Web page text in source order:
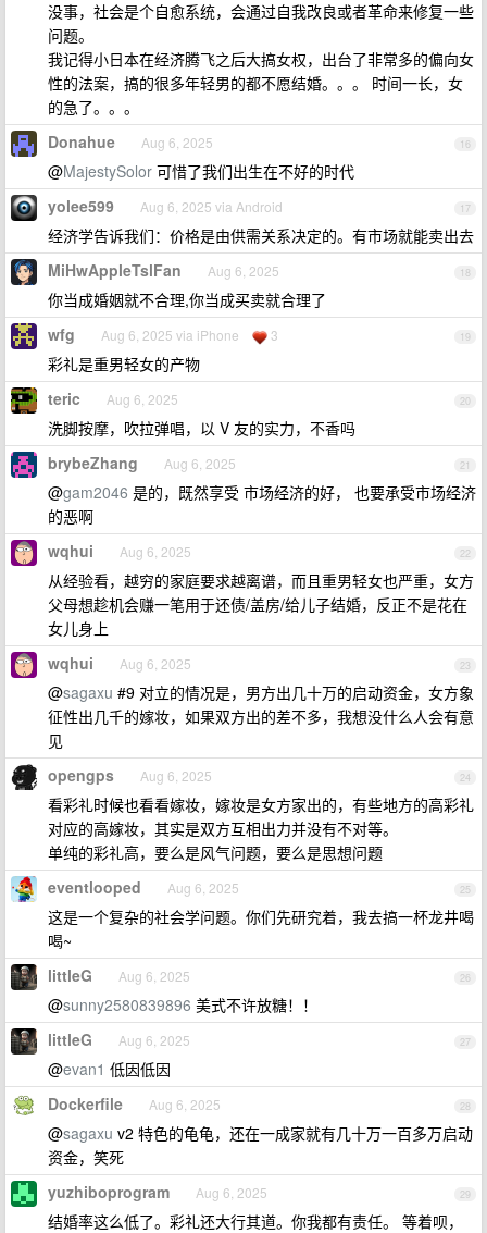
没事，社会是个自愈系统，会通过自我改良或者革命来修复一些
问题。
我记得小日本在经济腾飞之后大搞女权，出台了非常多的偏向女
性的法案，搞的很多年轻男的都不愿结婚。。。 时间一长，女
的急了。。。
16
Donahue Aug 6, 2025
@MajestySolor 可惜了我们出生在不好的时代
17
yolee599 Aug 6, 2025 via Android
经济学告诉我们：价格是由供需关系决定的。有市场就能卖出去
18
MiHwAppleTslFan Aug 6, 2025
你当成婚姻就不合理,你当成买卖就合理了
19
wfg Aug 6, 2025 via iPhone 3
彩礼是重男轻女的产物
20
teric Aug 6, 2025
洗脚按摩，吹拉弹唱，以 V 友的实力，不香吗
21
brybeZhang Aug 6, 2025
@gam2046 是的，既然享受 市场经济的好， 也要承受市场经济
的恶啊
22
wqhui Aug 6, 2025
从经验看，越穷的家庭要求越离谱，而且重男轻女也严重，女方
父母想趁机会赚一笔用于还债/盖房/给儿子结婚，反正不是花在
女儿身上
23
wqhui Aug 6, 2025
@sagaxu #9 对立的情况是，男方出几十万的启动资金，女方象
征性出几千的嫁妆，如果双方出的差不多，我想没什么人会有意
见
24
opengps Aug 6, 2025
看彩礼时候也看看嫁妆，嫁妆是女方家出的，有些地方的高彩礼
对应的高嫁妆，其实是双方互相出力并没有不对等。
单纯的彩礼高，要么是风气问题，要么是思想问题
25
eventlooped Aug 6, 2025
这是一个复杂的社会学问题。你们先研究着，我去搞一杯龙井喝
喝~
26
littleG Aug 6, 2025
@sunny2580839896 美式不许放糖！！
27
littleG Aug 6, 2025
@evan1 低因低因
28
Dockerfile Aug 6, 2025
@sagaxu v2 特色的龟龟，还在一成家就有几十万一百多万启动
资金，笑死
29
yuzhiboprogram Aug 6, 2025
结婚率这么低了。彩礼还大行其道。你我都有责任。 等着呗，